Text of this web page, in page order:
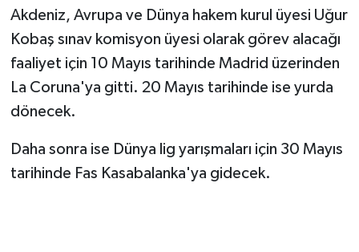
Akdeniz, Avrupa ve Dünya hakem kurul üyesi Uğur
Kobaş sınav komisyon üyesi olarak görev alacağı
faaliyet için 10 Mayıs tarihinde Madrid üzerinden
La Coruna'ya gitti. 20 Mayıs tarihinde ise yurda
dönecek.
Daha sonra ise Dünya lig yarışmaları için 30 Mayıs
tarihinde Fas Kasabalanka'ya gidecek.